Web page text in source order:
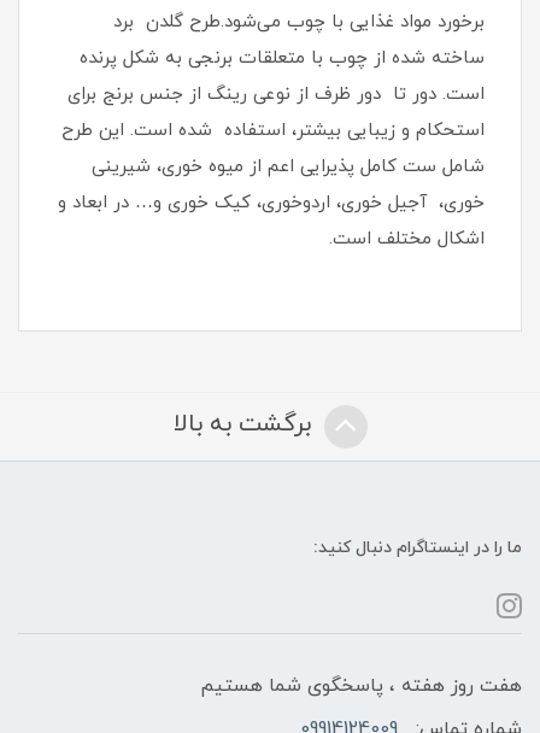
برخورد مواد غذایی با چوب می‌شود.طرح گلدن برد
ساخته شده از چوب با متعلقات برنجی به شکل پرنده
است. دور تا دور ظرف از نوعی رینگ از جنس برنج برای
استحکام و زیبایی بیشتر، استفاده شده است. این طرح
شامل ست کامل پذیرایی اعم از میوه خوری، شیرینی
خوری، آجیل خوری، اردوخوری، کیک خوری و… در ابعاد و
اشکال مختلف است.
برگشت به بالا
ما را در اینستاگرام دنبال کنید:
هفت روز هفته ، پاسخگوی شما هستیم